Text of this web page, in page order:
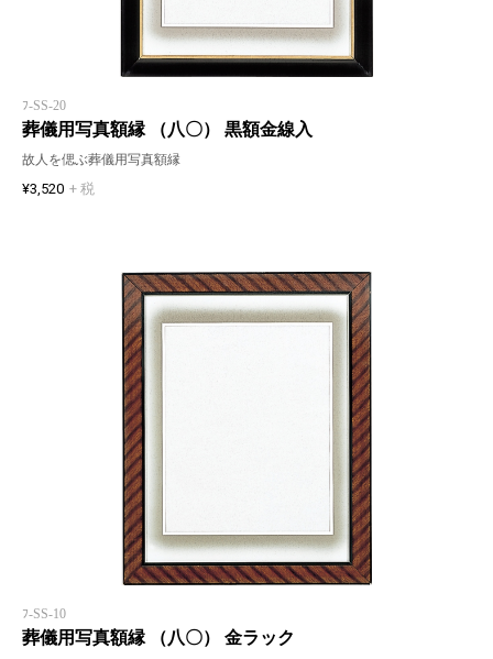
ﾌ-SS-20
葬儀用写真額縁 （八〇） 黒額金線入
故人を偲ぶ葬儀用写真額縁
¥3,520 + 税
ﾌ-SS-10
葬儀用写真額縁 （八〇） 金ラック